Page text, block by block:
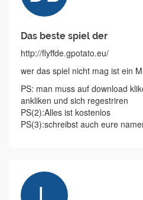
Das beste spiel der
http://flyffde.gpotato.eu/
wer das spiel nicht mag ist ein
PS: man muss auf download
ankliken und sich regestriren
PS(2):Alles ist kostenlos
PS(3):schreibst auch eure